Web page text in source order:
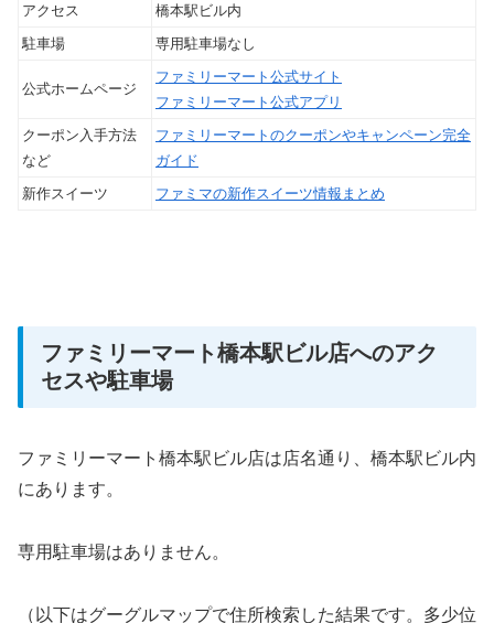
アクセス
橋本駅ビル内
駐車場
専用駐車場なし
公式ホームページ
ファミリーマート公式サイト
ファミリーマート公式アプリ
クーポン入手方法
など
ファミリーマートのクーポンやキャンペーン完全
ガイド
新作スイーツ
ファミマの新作スイーツ情報まとめ
ファミリーマート橋本駅ビル店へのアク
セスや駐車場
ファミリーマート橋本駅ビル店は店名通り、橋本駅ビル内
にあります。
専用駐車場はありません。
（以下はグーグルマップで住所検索した結果です。多少位